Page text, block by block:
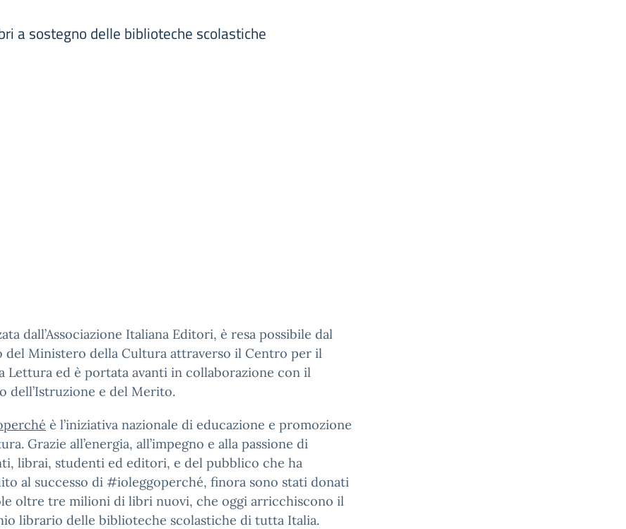
a sostegno delle biblioteche scolastiche
dall’Associazione Italiana Editori, è resa possibile dal
del Ministero della Cultura attraverso il Centro per il
Lettura ed è portata avanti in collaborazione con il
dell’Istruzione e del Merito.
è l’iniziativa nazionale di educazione e promozione
Grazie all’energia, all’impegno e alla passione di
librai, studenti ed editori, e del pubblico che ha
al successo di #ioleggoperché, finora sono stati donati
oltre tre milioni di libri nuovi, che oggi arricchiscono il
librario delle biblioteche scolastiche di tutta Italia.